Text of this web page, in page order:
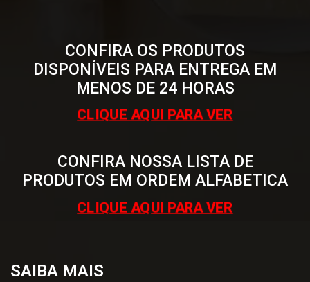
CONFIRA OS PRODUTOS
DISPONÍVEIS PARA ENTREGA EM
MENOS DE 24 HORAS
CLIQUE AQUI PARA VER
CONFIRA NOSSA LISTA DE
PRODUTOS EM ORDEM ALFABETICA
CLIQUE AQUI PARA VER
SAIBA MAIS